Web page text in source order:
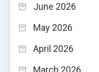
June 2026
May 2026
April 2026
March 2026